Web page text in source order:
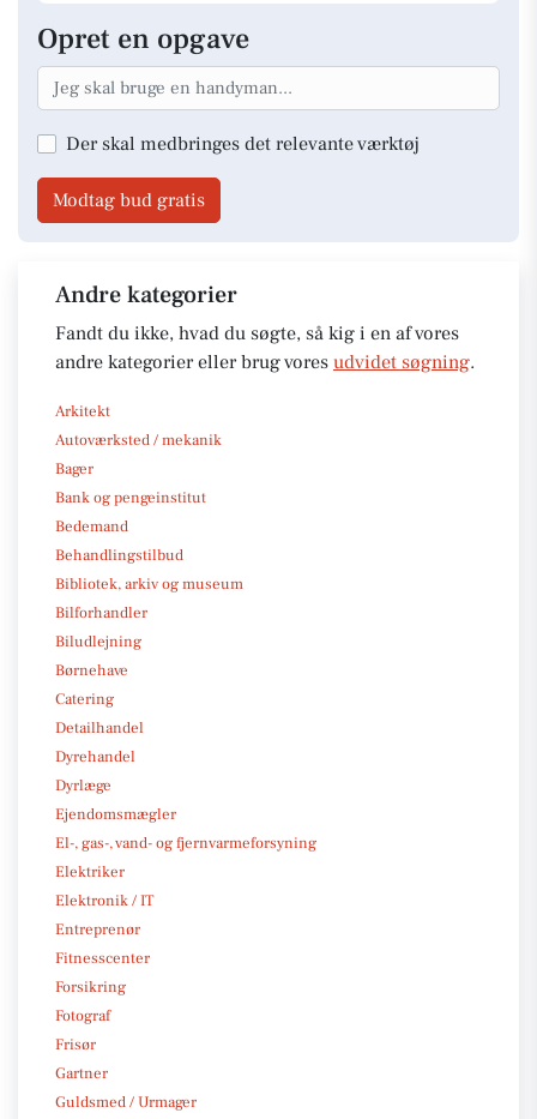
Opret en opgave
Der skal medbringes det relevante værktøj
Modtag bud gratis
Andre kategorier
Fandt du ikke, hvad du søgte, så kig i en af vores
andre kategorier eller brug vores udvidet søgning.
Arkitekt
Autoværksted / mekanik
Bager
Bank og pengeinstitut
Bedemand
Behandlingstilbud
Bibliotek, arkiv og museum
Bilforhandler
Biludlejning
Børnehave
Catering
Detailhandel
Dyrehandel
Dyrlæge
Ejendomsmægler
El-, gas-, vand- og fjernvarmeforsyning
Elektriker
Elektronik / IT
Entreprenør
Fitnesscenter
Forsikring
Fotograf
Frisør
Gartner
Guldsmed / Urmager